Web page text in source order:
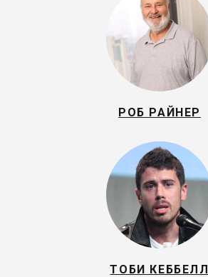
РОБ РАЙНЕР
ТОБИ КЕББЕЛЛ